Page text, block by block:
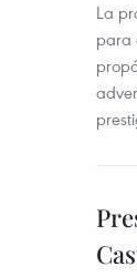
La
para